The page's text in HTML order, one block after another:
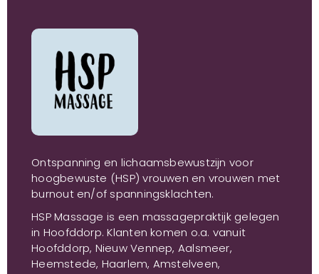
Ontspanning en lichaamsbewustzijn voor
hoogbewuste (HSP) vrouwen en vrouwen met
burnout en/of spanningsklachten.
HSP Massage is een massagepraktijk gelegen
in Hoofddorp. Klanten komen o.a. vanuit
Hoofddorp, Nieuw Vennep, Aalsmeer,
Heemstede, Haarlem, Amstelveen,